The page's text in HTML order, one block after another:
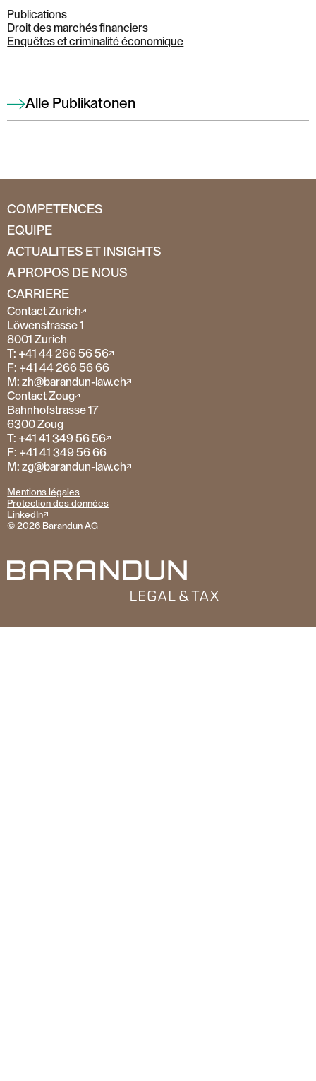
Publications
Droit des marchés financiers
Enquêtes et criminalité économique
Alle Publikatonen
COMPETENCES
EQUIPE
ACTUALITES ET INSIGHTS
A PROPOS DE NOUS
CARRIERE
Contact Zurich
Löwenstrasse 1
8001 Zurich
T: +41 44 266 56 56
F: +41 44 266 56 66
M: zh@barandun-law.ch
Contact Zoug
Bahnhofstrasse 17
6300 Zoug
T: +41 41 349 56 56
F: +41 41 349 56 66
M: zg@barandun-law.ch
Mentions légales
Protection des données
LinkedIn
© 2026 Barandun AG